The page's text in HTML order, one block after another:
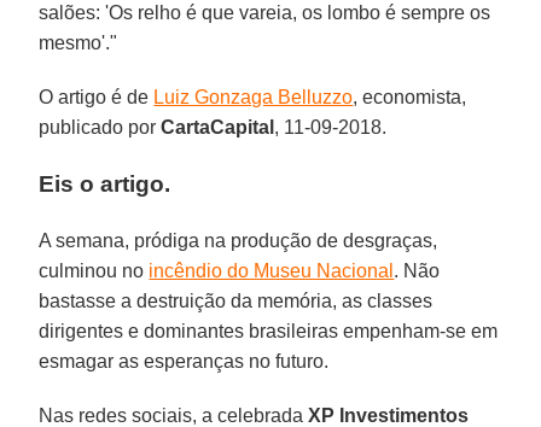
salões: 'Os relho é que vareia, os lombo é sempre os
mesmo'."
O artigo é de Luiz Gonzaga Belluzzo, economista,
publicado porCartaCapital , 11-09-2018.
Eis o artigo.
A semana, pródiga na produção de desgraças,
culminou no incêndio do Museu Nacional . Não
bastasse a destruição da memória, as classes
dirigentes e dominantes brasileiras empenham-se em
esmagar as esperanças no futuro.
Nas redes sociais, a celebradaXP Investimentos